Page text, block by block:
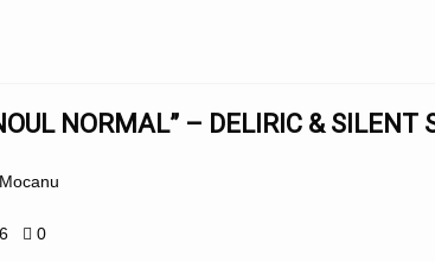
NORMAL” – DELIRIC &
0